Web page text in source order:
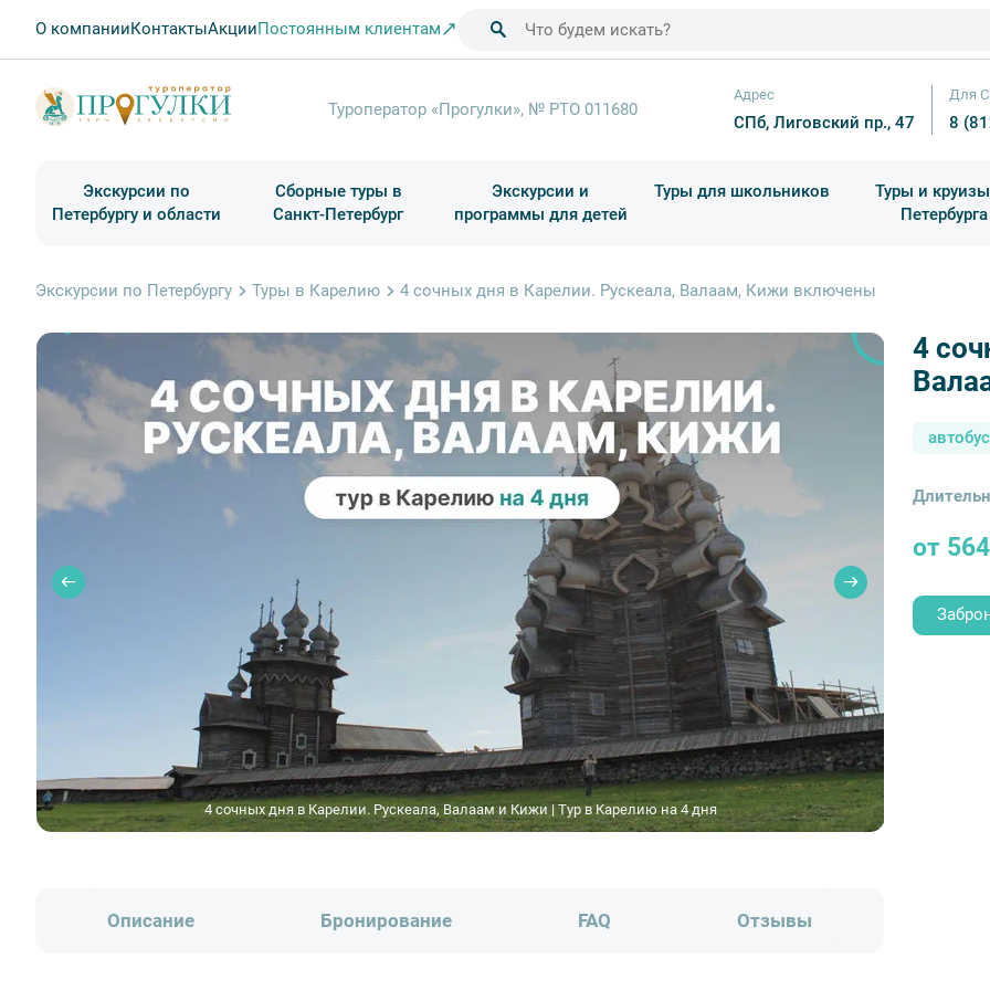
О компанииКонтактыАкцииПостоянным клиентам
Туроператор «Прогулки», № РТО 011680
Адрес
СПб, Лиговский пр., 47
Для
8
Экскурсии по
Петербургу и области
Сборные туры в
Санкт-Петербург
Экскурсии и
программы для детей
Туры для школьников
Туры и
Петербурга
Экскурсии по Петербургу Туры в Карелию 4 сочных дня в Карелии. Рускеала, Валаам, Кижи включены
4
4 сочных дня в Карелии. Рускеала, Валаам и Кижи | Тур в Карелию на 4 дня
от
Описание Бронирование FAQ Отзывы